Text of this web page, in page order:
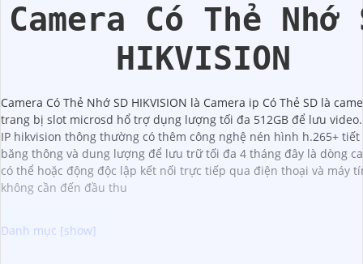
Camera Có Thẻ Nhớ
HIKVISION
Camera Có Thẻ Nhớ SD HIKVISION là Camera ip Có Thẻ SD là
trang bị slot microsd hổ trợ dụng lượng tối đa 512GB để lưu
IP hikvision thông thường có thêm công nghệ nén hình h.265+ tiết
băng thông và dung lượng để lưu trữ tối đa 4 tháng đây là dòng
có thể hoặc động độc lập kết nối trực tiếp qua điện thoại và máy
không cần đến đầu thu